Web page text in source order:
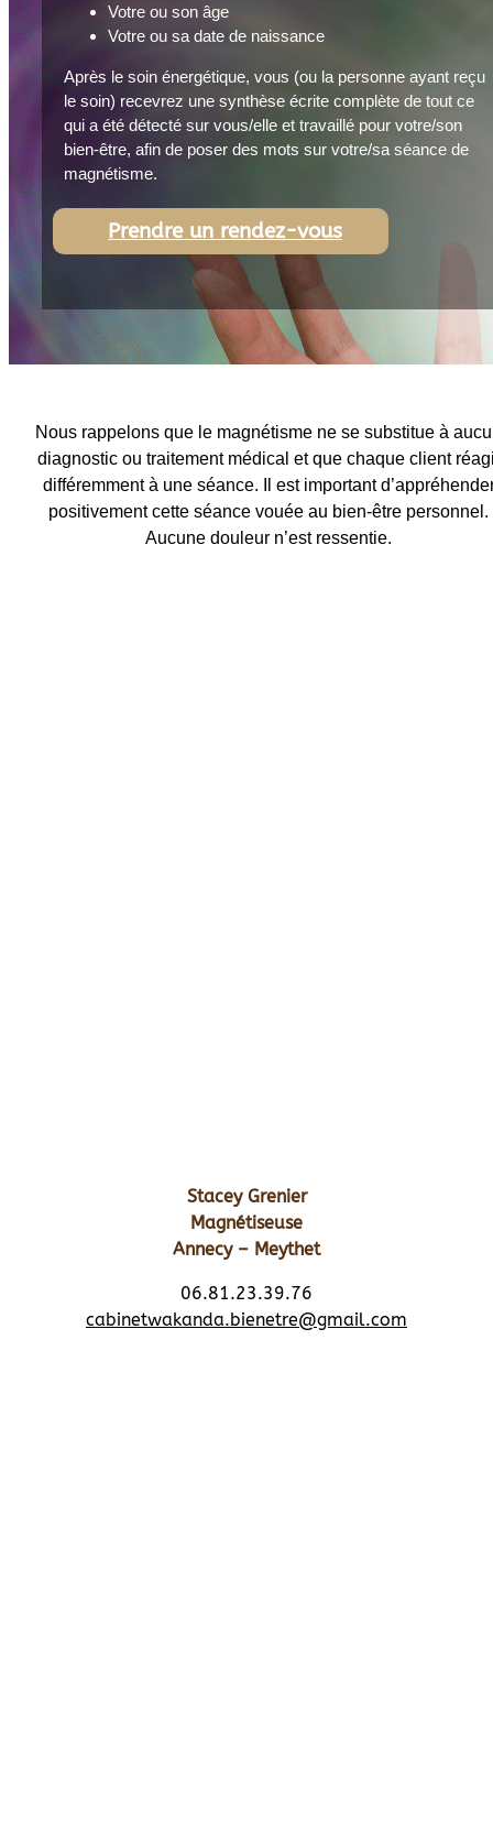
Votre ou son âge
Votre ou sa date de naissance
Après le soin énergétique, vous (ou la personne ayant reçu
le soin) recevrez une synthèse écrite complète de tout ce
qui a été détecté sur vous/elle et travaillé pour votre/son
bien-être, afin de poser des mots sur votre/sa séance de
magnétisme.
Prendre un rendez-vous
Nous rappelons que le magnétisme ne se substitue à
diagnostic ou traitement médical et que chaque client
différemment à une séance. Il est important
positivement cette séance vouée au bien-être personnel.
Aucune douleur n’est ressentie.
Stacey Grenier
Magnétiseuse
Annecy – Meythet
06.81.23.39.76
cabinetwakanda.bienetre@gmail.com